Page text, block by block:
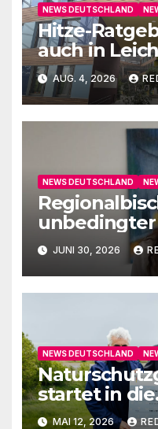
NEWS DEUTSCHLAND
Hitze-
auch in
AUG. 4, 2026
NEWS DEUTSCHLAND
aufJUNI 30, 2026
NEWS DEUTSCHLAND
startet in die
MAI 12, 2026